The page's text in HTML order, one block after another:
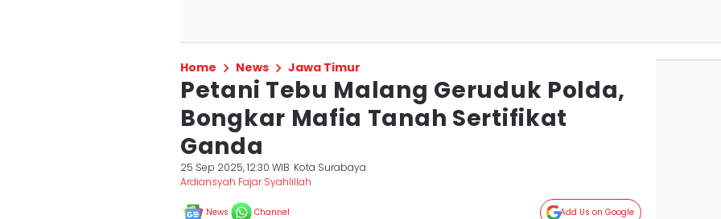
Home News Jawa Timur
Petani Tebu Malang Geruduk Polda,
Bongkar Mafia Tanah Sertifikat
Ganda
25 Sep 2025, 12:30 WIB Kota Surabaya
Ardiansyah Fajar Syahlillah
News Channel Add Us on Google